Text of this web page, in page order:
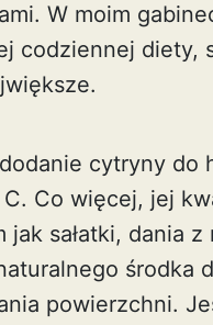
W moim
codziennej diety,
cytryny do
Co więcej, jej
sałatki, dania
środka
powierzchni.